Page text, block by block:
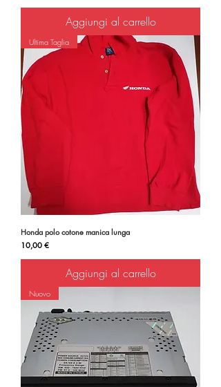
Aggiungi al carrello
Ultima Taglia
Honda polo cotone manica lunga
Prezzo
10,00 €
Aggiungi al carrello
Nuovo